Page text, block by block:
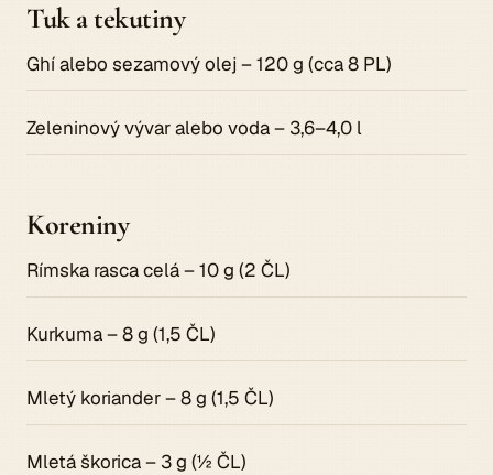
Tuk a tekutiny
Ghí alebo sezamový olej – 120 g (cca 8 PL)
Zeleninový vývar alebo voda – 3,6–4,0 l
Koreniny
Rímska rasca celá – 10 g (2 ČL)
Kurkuma – 8 g (1,5 ČL)
Mletý koriander – 8 g (1,5 ČL)
Mletá škorica – 3 g (½ ČL)